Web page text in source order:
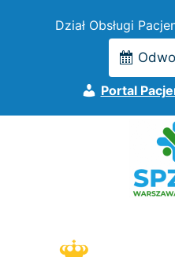
Dział Obsługi
Portal